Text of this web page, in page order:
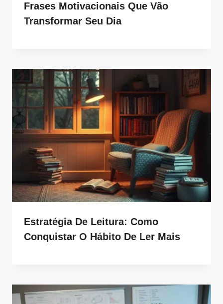
Frases Motivacionais Que Vão
Transformar Seu Dia
Estratégia De Leitura: Como
Conquistar O Hábito De Ler Mais